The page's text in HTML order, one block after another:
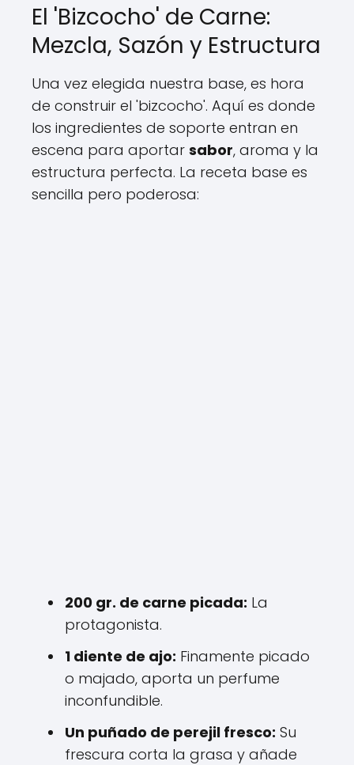
El 'Bizcocho' de Carne:
Mezcla, Sazón y Estructura
Una vez elegida nuestra base, es hora
de construir el 'bizcocho'. Aquí es donde
los ingredientes de soporte entran en
escena para aportar sabor, aroma y la
estructura perfecta. La receta base es
sencilla pero poderosa:
200 gr. de carne picada: La
protagonista.
1 diente de ajo: Finamente picado
o majado, aporta un perfume
inconfundible.
Un puñado de perejil fresco: Su
frescura corta la grasa y añade